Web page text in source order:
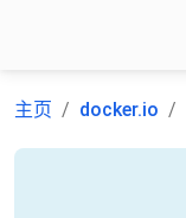
主页 docker.io